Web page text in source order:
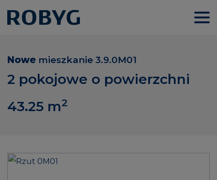
Nowe mieszkanie 3.9.0M01
2 pokojowe o powierzchni
43.25 m2